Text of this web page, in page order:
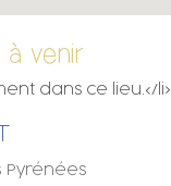
à venir
dans ce lieu.</li>
Pyrénées